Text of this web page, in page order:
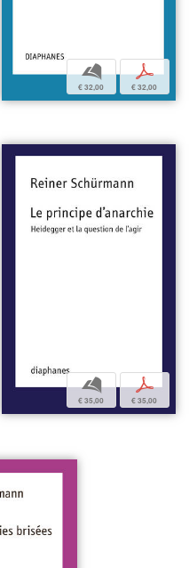
b
€ 32,00
p
€ 32,00
b
€ 35,00
p
€ 35,00